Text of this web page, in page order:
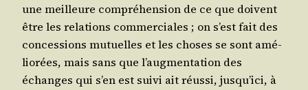
une meilleure com­pré­hen­sion de ce que doivent
être les rela­tions com­mer­ciales ; on s’est fait des
conces­sions mutuelles et les choses se sont amé­
lio­rées, mais sans que l’augmentation des
échanges qui s’en est sui­vi ait réus­si, jusqu’ici, à